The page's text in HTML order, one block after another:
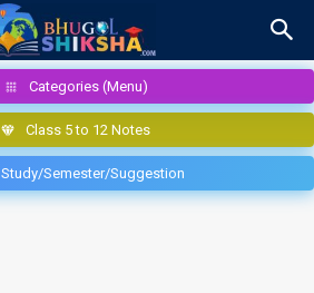
Categories (Menu)
Class 5 to 12 Notes
Study/Semester/Suggestion